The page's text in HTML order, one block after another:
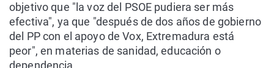
objetivo que "la voz del PSOE pudiera ser más
efectiva", ya que "después de dos años de gobierno
del PP con el apoyo de Vox, Extremadura está
peor", en materias de sanidad, educación o
dependencia.